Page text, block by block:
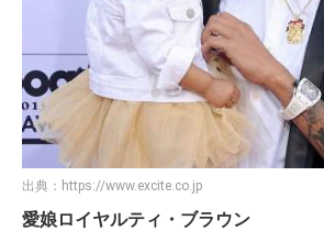
出典： https://www.excite.co.jp
愛娘ロイヤルティ・ブラウン